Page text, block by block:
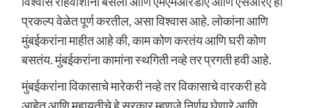
प्रकल्प वेळेत पूर्ण करतील, असा विश्वास आहे. लोकांना आणि
मुंबईकरांना माहीत आहे की, काम कोण करतंय आणि घरी कोण
बसतंय. मुंबईकरांना कामांना स्थगिती नव्हे तर प्रगती हवी आहे.
मुंबईकरांना विकासाचे मारेकरी नव्हे तर विकासाचे वारकरी हवे